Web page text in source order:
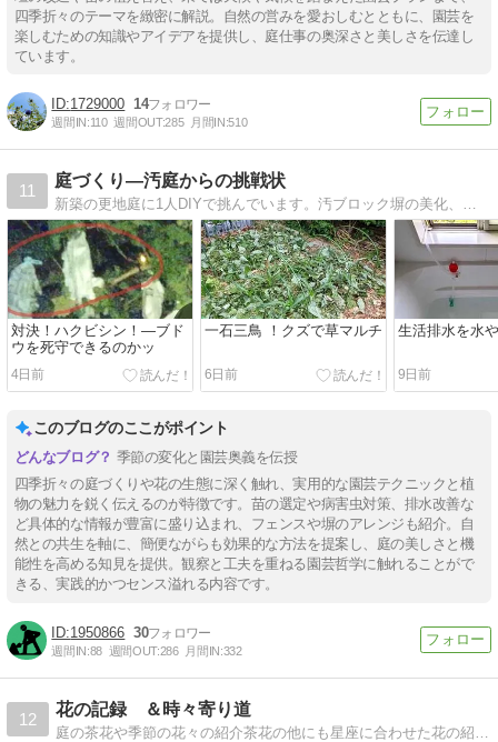
四季折々のテーマを緻密に解説。自然の営みを愛おしむとともに、園芸を
楽しむための知識やアイデアを提供し、庭仕事の奥深さと美しさを伝達し
ています。
1729000 14
週間IN:110 週間OUT:285 月間IN:510
11
庭づくり―汚庭からの挑戦状
新築の更地庭に1人DIYで挑んでいます。汚ブロック塀の美化、ウッドフェンス、レンガ敷き、石ころ拾って石畳、ペール缶でウッドガスストーブ作りなど。
対決！ハクビシン！―ブド
ウを死守できるのかッ
4日前
一石三鳥 ！クズで草マルチ
6日前
生活排水を水
9日前
このブログのここがポイント
季節の変化と園芸奥義を伝授
四季折々の庭づくりや花の生態に深く触れ、実用的な園芸テクニックと植
物の魅力を鋭く伝えるのが特徴です。苗の選定や病害虫対策、排水改善な
ど具体的な情報が豊富に盛り込まれ、フェンスや塀のアレンジも紹介。自
然との共生を軸に、簡便ながらも効果的な方法を提案し、庭の美しさと機
能性を高める知見を提供。観察と工夫を重ねる園芸哲学に触れることがで
きる、実践的かつセンス溢れる内容です。
1950866 30
週間IN:88 週間OUT:286 月間IN:332
12
花の記録 ＆時々寄り道